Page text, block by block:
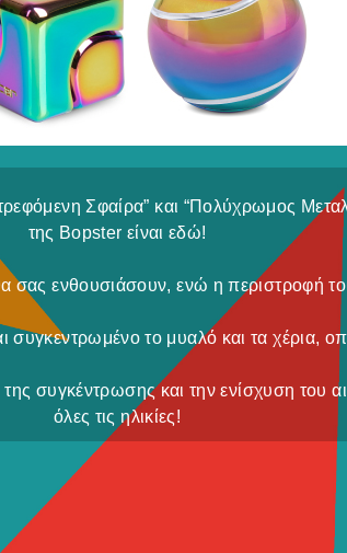
Σφαίρα” και “Πολύχρωμος
της Bopster είναι εδώ!
σας ενθουσιάσουν, ενώ η περιστροφή
συγκεντρωμένο το μυαλό και τα χέρια,
συγκέντρωσης και την ενίσχυση του
όλες τις ηλικίες!